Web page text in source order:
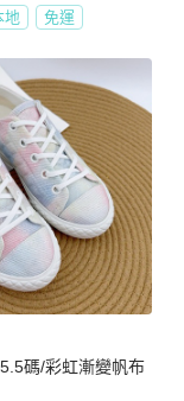
地 免運
碼/彩虹漸變帆布